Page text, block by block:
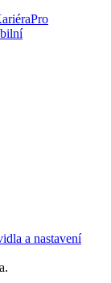
Pro
a nastavení